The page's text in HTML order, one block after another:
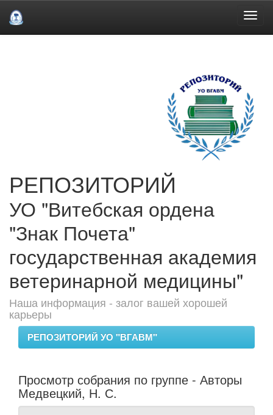
РЕПОЗИТОРИЙ
УО "Витебская ордена
"Знак Почета"
государственная академия
ветеринарной медицины"
Наша информация - залог вашей хорошей
карьеры
РЕПОЗИТОРИЙ УО "ВГАВМ"
Просмотр собрания по группе - Авторы
Медвецкий, Н. С.